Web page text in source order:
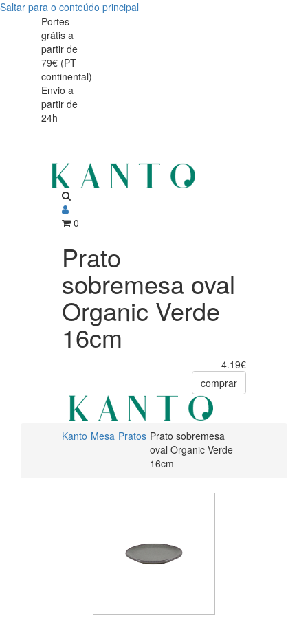
Saltar para o conteúdo principal
Prato
sobremesa
oval
Organic
Verde
16cm
Prato
sobremesa
Organic
Verde
Portes
grátis a
partir de
79€ (PT
continental)
Envio a
partir de
24h
0
Prato
sobremesa oval
Organic Verde
16cm
4.19€
comprar
Kanto Mesa Pratos Prato sobremesa
oval Organic Verde
16cm